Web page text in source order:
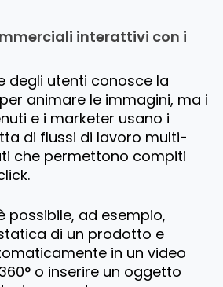
interattivi con i
degli utenti conosce la
per animare le immagini, ma i
e i marketer usano i
di flussi di lavoro multi-
che permettono compiti
possibile, ad esempio,
di un prodotto e
in un video
o inserire un oggetto